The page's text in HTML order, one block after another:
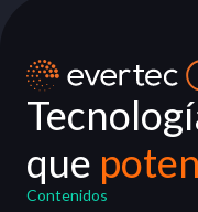
que
Contenidos